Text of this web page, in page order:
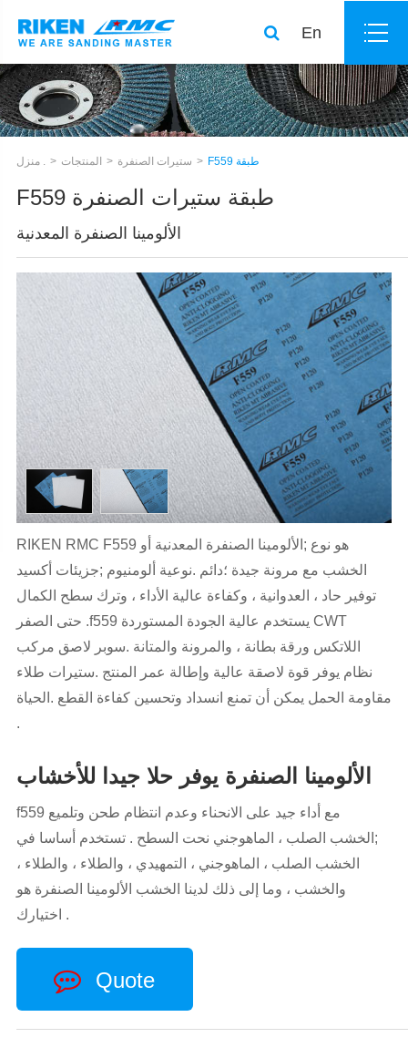
En
منزل . المنتجات ستيرات الصنفرة F559 طبقة
F559 طبقة ستيرات الصنفرة
الألومينا الصنفرة المعدنية
RIKEN RMC F559 هو نوع ;الألومينا الصنفرة المعدنية أو
الخشب مع مرونة جيدة ؛دائم .نوعية ألومنيوم ;جزيئات أكسيد
توفير حاد ، العدوانية ، وكفاءة عالية الأداء ، وترك سطح الكمال
حتى الصفر .f559 يستخدم عالية الجودة المستوردة CWT
اللاتكس ورقة بطانة ، والمرونة والمتانة .سوبر لاصق مركب
نظام يوفر قوة لاصقة عالية وإطالة عمر المنتج .ستيرات طلاء
مقاومة الحمل يمكن أن تمنع انسداد وتحسين كفاءة القطع .الحياة
.
الألومينا الصنفرة يوفر حلا جيدا للأخشاب
f559 مع أداء جيد على الانحناء وعدم انتظام طحن وتلميع
;الخشب الصلب ، الماهوجني نحت السطح . تستخدم أساسا في
الخشب الصلب ، الماهوجني ، التمهيدي ، والطلاء ، والطلاء ،
والخشب ، وما إلى ذلك لدينا الخشب الألومينا الصنفرة هو
اختيارك .
Quote